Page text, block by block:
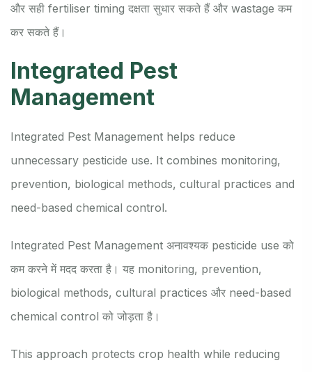
और सही fertiliser timing दक्षता सुधार सकते हैं और wastage कम
कर सकते हैं।
Integrated Pest
Management
Integrated Pest Management helps reduce
unnecessary pesticide use. It combines monitoring,
prevention, biological methods, cultural practices and
need-based chemical control.
Integrated Pest Management अनावश्यक pesticide use को
कम करने में मदद करता है। यह monitoring, prevention,
biological methods, cultural practices और need-based
chemical control को जोड़ता है।
This approach protects crop health while reducing